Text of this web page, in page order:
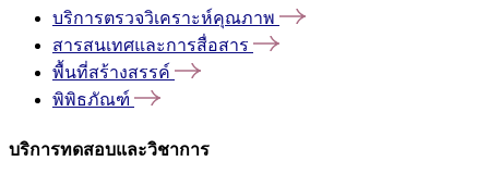
บริการตรวจวิเคราะห์คุณภาพ
สารสนเทศและการสื่อสาร
พื้นที่สร้างสรรค์
พิพิธภัณฑ์
บริการทดสอบและวิชาการ